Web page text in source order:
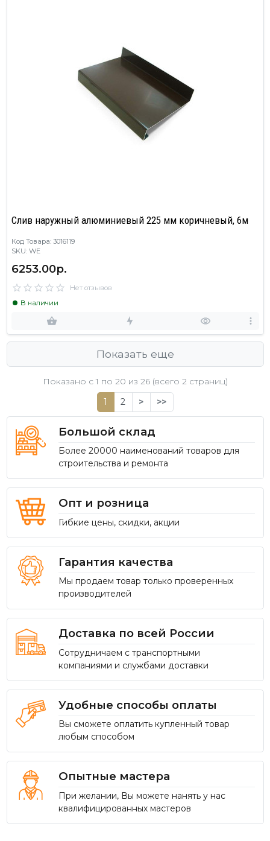
Слив наружный алюминиевый 225 мм коричневый, 6м
Код Товара: 3016119
SKU: WE
6253.00р.
Нет отзывов
В наличии
Показать еще
Показано с 1 по 20 из 26 (всего 2 страниц)
1
2 > >>
Большой склад
Более 20000 наименований товаров для
строительства и ремонта
Опт и розница
Гибкие цены, скидки, акции
Гарантия качества
Мы продаем товар только проверенных
производителей
Доставка по всей России
Сотрудничаем с транспортными
компаниями и службами доставки
Удобные способы оплаты
Вы сможете оплатить купленный товар
любым способом
Опытные мастера
При желании, Вы можете нанять у нас
квалифицированных мастеров